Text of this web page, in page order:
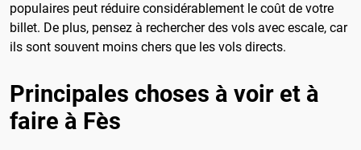
populaires peut réduire considérablement le coût de votre
billet. De plus, pensez à rechercher des vols avec escale, car
ils sont souvent moins chers que les vols directs.
Principales choses à voir et à
faire à Fès